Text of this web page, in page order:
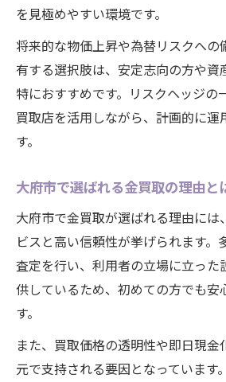
を見極めやすい環境です。
将来的な物価上昇や為替リスクへの
有する選択肢は、安定志向の方や資
特におすすめです。リスクヘッジの
買取店を活用しながら、計画的に運
す。
大府市で選ばれる金買取の理由と
大府市で金買取が選ばれる理由には
ビスと高い信頼性が挙げられます。
査定を行い、利用者の立場に立った
供しているため、初めての方でも安
す。
また、買取価格の透明性や即日現
元で支持される要因となっています